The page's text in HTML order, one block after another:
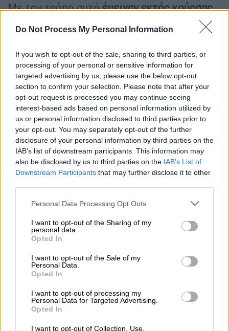
Do Not Process My Personal Information
If you wish to opt-out of the sale, sharing to third parties, or
processing of your personal or sensitive information for
targeted advertising by us, please use the below opt-out
section to confirm your selection. Please note that after your
opt-out request is processed you may continue seeing
interest-based ads based on personal information utilized by
us or personal information disclosed to third parties prior to
your opt-out. You may separately opt-out of the further
disclosure of your personal information by third parties on the
IAB’s list of downstream participants. This information may
also be disclosed by us to third parties on the IAB’s List of
Downstream Participants that may further disclose it to other
Please note that this website/app uses one or more Google
not limited to your visit or usage behaviour. You may click to
grant or deny consent to Google and its third-party tags to
use your data for below specified purposes in below Google
consent section.
Personal Data Processing Opt Outs
I want to opt-out of the Sharing of my
personal data.
Opted In
I want to opt-out of the Sale of my
Personal Data.
Opted In
I want to opt-out of processing my
Personal Data for Targeted Advertising.
Opted In
I want to opt-out of Collection, Use,
Με τον τρόπο αυτόέμειναν εκτός κούρσας
διεκδίκησης όλοι οι μικρότεροι παίκτες.Και
μπορεί η απόφαση της ΕΑΑΔΗΣΥ να μη
ωστόσο οι εταιρίες μικρότερης τάξης δεν
είχαν κρύψει εξαρχής τη δυσαρέσκειά τους
για την εξέλιξη αυτή. Σε επιστολή του στην
ηγεσία του υπουργείου, το Συντονιστικό
Όργανο των εργοληπτικών οργανώσεων
ΠΕΔΜΕΔΕ, ΠΕΣΕΔΕ και ΣΑΤΕ ανέφερε πως
«είναι πλέον φανερό ότι για το Υπουργείο
υπάρχουν μόνο τέσσερις εταιρίες που έχουν
δικαίωμα πρόσβασης σε όλα τα
δημοπρατούμενα έργα στη χώρα, οι οποίες,
περιβάλλον, έχουν εξασφαλίσει
υπογεγραμμένες συμβάσεις ύψους 18 δισ.
ευρώ, με πολύ ευνοϊκούς όρους,
αποκτώντας σχεδόν όλο το μερίδιο της
συνολικής αγοράς, με την ενθάρρυνση της
πολιτικής ηγεσίας του Υπουργείου».
Οι εργοληπτικές οργανώσεις άφηναν από
τότε ανοιχτό το ενδεχόμενο προσφυγών